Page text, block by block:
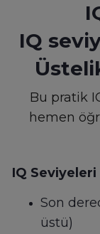
IQ
Bu pratik
hemen
IQ Seviyeleri
Son
üstü)